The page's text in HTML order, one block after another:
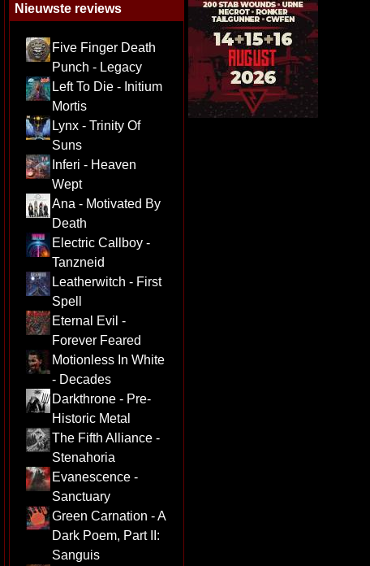
Nieuwste reviews
Five Finger Death
Punch - Legacy
Left To Die - Initium
Mortis
Lynx - Trinity Of
Suns
Inferi - Heaven
Wept
Ana - Motivated By
Death
Electric Callboy -
Tanzneid
Leatherwitch - First
Spell
Eternal Evil -
Forever Feared
Motionless In White
- Decades
Darkthrone - Pre-
Historic Metal
The Fifth Alliance -
Stenahoria
Evanescence -
Sanctuary
Green Carnation - A
Dark Poem, Part II:
Sanguis